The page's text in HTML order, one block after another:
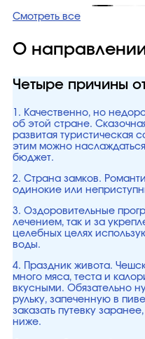
Смотреть все
О
Четыре причины
1. Качественно, но
об этой стране.
развитая туристическая
этим можно
бюджет.
2. Страна замков.
одинокие или
3. Оздоровительные
лечением, так и за
целебных целях
воды.
4. Праздник живота.
много мяса, теста и
вкусными. Обязательно
рульку, запеченную в
заказать путевку
ниже.